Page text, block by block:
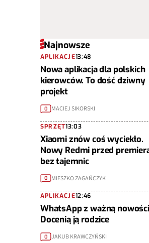
Najnowsze
APLIKACJE13:48
Nowa aplikacja dla polskich
kierowców. To dość dziwny
projekt
0 MACIEJ SIKORSKI
SPRZĘT13:03
Xiaomi znów coś wyciekło.
Nowy Redmi przed
bez tajemnic
0 MIESZKO ZAGAŃCZYK
APLIKACJE12:46
WhatsApp z ważną
Docenią ją rodzice
0 JAKUB KRAWCZYŃSKI